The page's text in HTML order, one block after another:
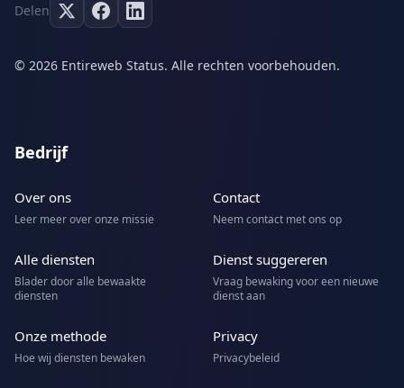
Delen
© 2026 Entireweb Status. Alle rechten voorbehouden.
Bedrijf
Over ons
Leer meer over onze missie
Contact
Neem contact met ons op
Alle diensten
Blader door alle bewaakte
diensten
Dienst suggereren
Vraag bewaking voor een nieuwe
dienst aan
Onze methode
Hoe wij diensten bewaken
Privacy
Privacybeleid